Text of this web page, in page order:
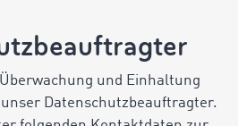
und Einhaltung
Datenschutzbeauftragter.